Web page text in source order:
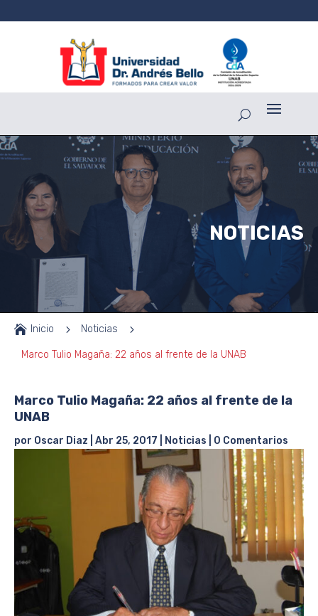
NOTICIAS
 Inicio 5 Noticias 5
Marco Tulio Magaña: 22 años al frente de la UNAB
Marco Tulio Magaña: 22 años al frente de la
UNAB
por Oscar Diaz Abr 25, 2017 Noticias 0 Comentarios